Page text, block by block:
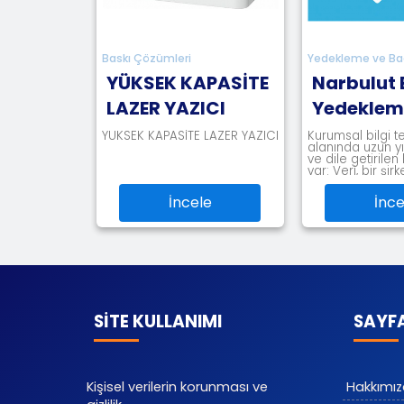
YÜKSEK KAPASİTE
LAZER YAZICI
YÜKSEK KAPASİTE LAZER YAZICI
Yedekleme ve Backup Ürünleri
Narbulut Bulut
Yedekleme
Kurumsal bilgi teknolojileri
alanında uzun yıllardır bilinen
ve dile getirilen bir gerçek
var: Veri, bir şirketin en değ
SİTE KULLANIMI
Kişisel verilerin korunması ve